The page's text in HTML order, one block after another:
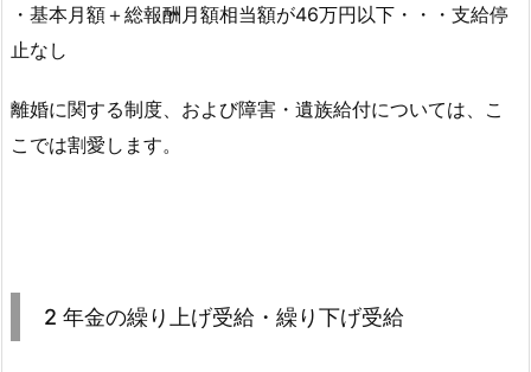
・基本月額＋総報酬月額相当額が46万円以下・・・支給停
止なし
離婚に関する制度、および障害・遺族給付については、こ
こでは割愛します。
2 年金の繰り上げ受給・繰り下げ受給